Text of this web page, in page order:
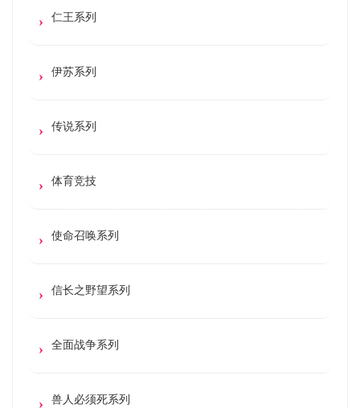
仁王系列
伊苏系列
传说系列
体育竞技
使命召唤系列
信长之野望系列
全面战争系列
兽人必须死系列